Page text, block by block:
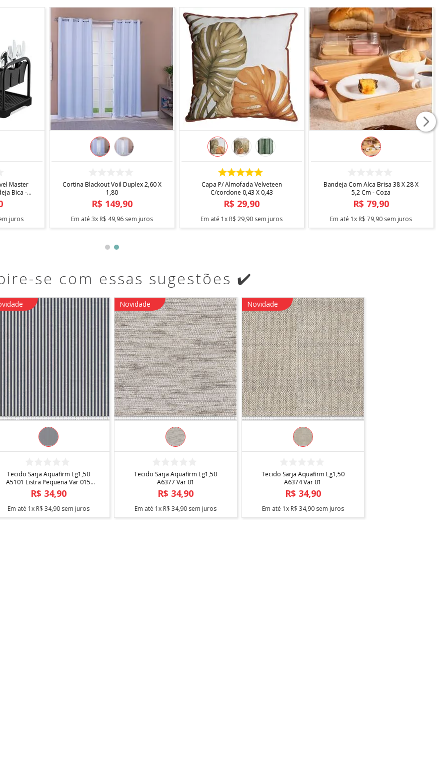
1,40
juros
Fita Antiderrapante Para Tapetes
1,20m
R$ 12,90
Em até 1x R$ 12,90sem juros
COMPRAR
Arara Standard Com Sapateira -
Arthi
R$ 138,90
Em até 3x R$ 46,30 sem juros
Escorredor Desmontavel Master
Cromado Blac C/bandeja Bica -
Arthi
R$ 104,90
Em até 2x R$ 52,45 sem juros
se com essas sugestões ✔️
Tecido Sarja Aquafirm Lg1,50
A5101 Listra Pequena Var 015
Grafite
R$ 34,90
Em até 1x R$ 34,90sem juros
Novidade
Tecido Sarja Aquafirm Lg1,50
A6377 Var 01
R$ 34,90
Em até 1x R$ 34,90 sem juros
Novidade
Tecido Sarja Aquafirm Lg1,50
A6374 Var 01
R$ 34,90
Em até 1x R$ 34,90sem juros